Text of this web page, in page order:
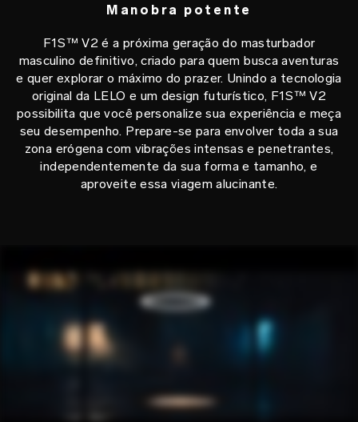
Manobra potente
F1S™ V2 é a próxima geração do masturbador
masculino definitivo, criado para quem busca aventuras
e quer explorar o máximo do prazer. Unindo a tecnologia
original da LELO e um design futurístico, F1S™ V2
possibilita que você personalize sua experiência e meça
seu desempenho. Prepare-se para envolver toda a sua
zona erógena com vibrações intensas e penetrantes,
independentemente da sua forma e tamanho, e
aproveite essa viagem alucinante.